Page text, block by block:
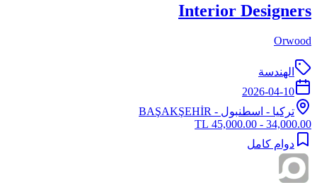
Interior Designers
Orwood
الهندسة
2026-04-10
تركيا - اسطنبول - BAŞAKŞEHİR
34,000.00 - 45,000.00 TL
دوام كامل